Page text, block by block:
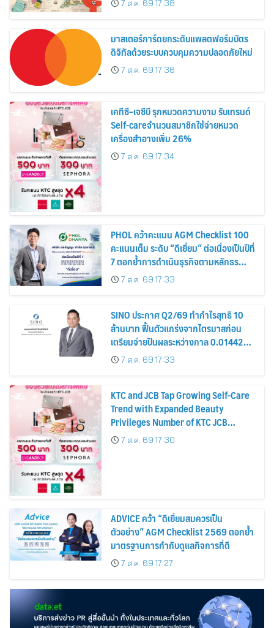
สิงหาคมนี้
7 ส.ค. 69 17:38
มาสเตอร์การ์ดยกระดับแพลตฟอร์มบัตร
ดิจิทัลด้วยระบบควบคุมความปลอดภัยใหม่
7 ส.ค. 69 17:36
เคทีซี–เจซีบี รุกหมวดความงาม รับเทรนด์
Self-careจำนวนสมาชิกใช้จ่ายหมวด
เครื่องสำอางเพิ่ม 26%
7 ส.ค. 69 17:34
PHOL คว้าคะแนน AGM Checklist 100
คะแนนเต็ม ระดับ “ดีเยี่ยม” ต่อเนื่องเป็นปีที่
7 ตอกย้ำการดำเนินธุรกิจตามหลักธร
รมาภิบาล โปร่งใส สร้างความเชื่อมั่นผู้ถือ
หุ้น
7 ส.ค. 69 17:33
SINO ประกาศ Q2/69 ทำกำไรสุทธิ 10
ล้านบาท ฟื้นตัวแกร่งจากไตรมาสก่อน
เตรียมจ่ายปันผลระหว่างกาล 0.014423
บาทต่อหุ้น ครึ่งปีหลังมุ่งเติบโตต่อเนื่อง
7 ส.ค. 69 17:33
KTC and JCB Tap Growing Self-Care
Trend with Expanded Beauty
Privileges Number of KTC JCB
Cardmembers Spending on
Cosmetics Rises 26%
7 ส.ค. 69 17:30
ADVICE คว้า “ดีเยี่ยมสมควรเป็น
ตัวอย่าง” AGM Checklist 2569 ตอกย้ำ
มาตรฐานการกำกับดูแลกิจการที่ดี
7 ส.ค. 69 17:27